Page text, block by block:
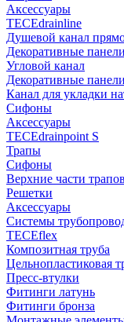
Аксессуары
TECEdrainline
Душевой канал
Декоративные
Угловой канал
Декоративные
Канал для укладки
Сифоны
Аксессуары
TECEdrainpoint S
Трапы
Сифоны
Верхние части трапов
Решетки
Аксессуары
Системы
TECEflex
Композитная труба
Цельнопластиковая
Пресс-втулки
Фитинги латунь
Фитинги бронза